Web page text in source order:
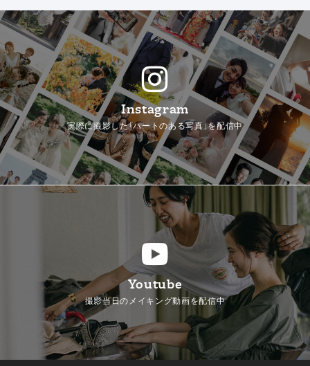
Instagram
実際に撮影した「ハートのある写真」を配信中
Youtube
撮影当日のメイキング動画を配信中